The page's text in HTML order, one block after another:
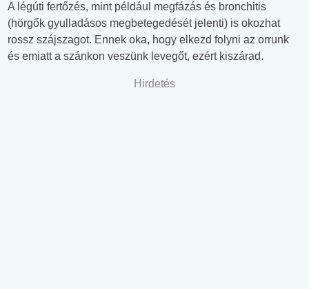
A légúti fertőzés, mint például megfázás és bronchitis
(hörgők gyulladásos megbetegedését jelenti) is okozhat
rossz szájszagot. Ennek oka, hogy elkezd folyni az orrunk
és emiatt a szánkon veszünk levegőt, ezért kiszárad.
Hirdetés